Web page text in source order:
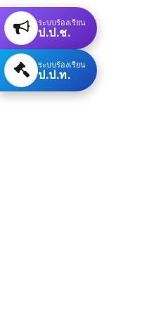
ระบบร้องเรียน
ป.ป.ช.
ระบบร้องเรียน
ป.ป.ท.